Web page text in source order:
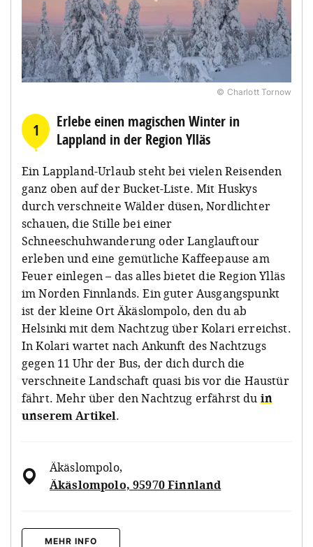
© Charlott Tornow
1
Erlebe einen magischen Winter in
Lappland in der Region Ylläs
Ein Lappland-Urlaub steht bei vielen Reisenden
ganz oben auf der Bucket-Liste. Mit Huskys
durch verschneite Wälder düsen, Nordlichter
schauen, die Stille bei einer
Schneeschuhwanderung oder Langlauftour
erleben und eine gemütliche Kaffeepause am
Feuer einlegen – das alles bietet die Region Ylläs
im Norden Finnlands. Ein guter Ausgangspunkt
ist der kleine Ort Äkäslompolo, den du ab
Helsinki mit dem Nachtzug über Kolari erreichst.
In Kolari wartet nach Ankunft des Nachtzugs
gegen 11 Uhr der Bus, der dich durch die
verschneite Landschaft quasi bis vor die Haustür
fährt. Mehr über den Nachtzug erfährst du in
unserem Artikel.
Äkäslompolo,
Äkäslompolo, 95970 Finnland
MEHR INFO